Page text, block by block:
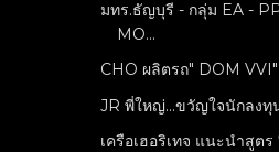
มทร.ธัญบุรี - กลุ่ม EA -
MO...
CHO ผลิตรถ" DOM
JR พี่ใหญ่...ขวัญใจนักลงทุ
เครือเฮอริเทจ แนะนำสูต